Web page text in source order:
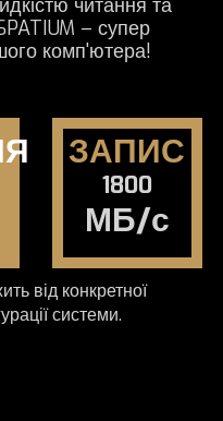
читання та
– супер
комп'ютера!
ЗАПИС
1800
МБ/с
від конкретної
системи.